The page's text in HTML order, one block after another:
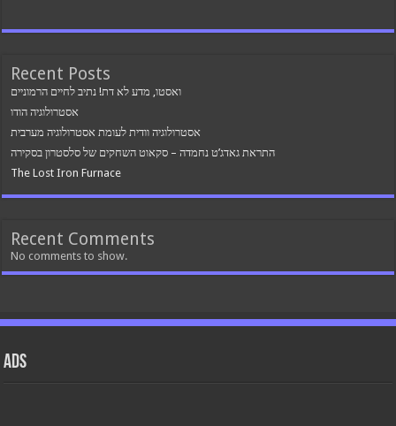
Recent Posts
ואסטו, מדע לא דת! נתיב לחיים הרמוניים
אסטרולוגיה הודו
אסטרולוגיה וודית לעומת אסטרולוגיה מערבית
התראת גאדג’ט נחמדה – סקאוט השחקים של סלסטרון בסקירה
The Lost Iron Furnace
Recent Comments
No comments to show.
ads